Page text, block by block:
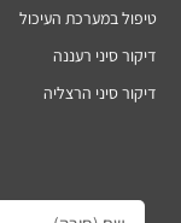
טיפול במערכת העיכול
דיקור סיני רעננה
דיקור סיני הרצליה